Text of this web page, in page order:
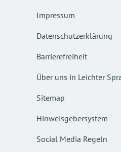
Impressum
Datenschutzerklärung
Barrierefreiheit
Über uns in Leichter
Sitemap
Hinweisgebersystem
Social Media Regeln